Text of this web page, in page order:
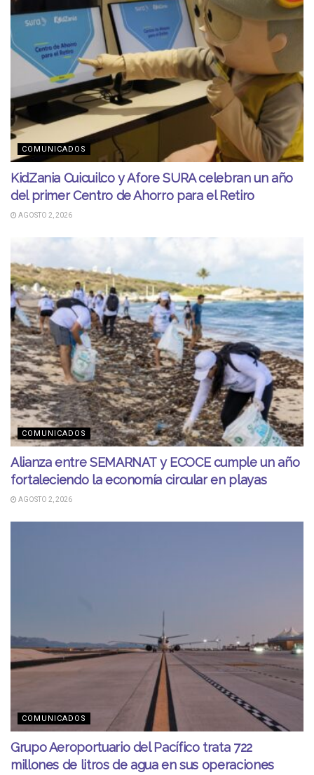
COMUNICADOS
KidZania Cuicuilco y Afore SURA celebran un año
del primer Centro de Ahorro para el Retiro
AGOSTO 2, 2026
COMUNICADOS
Alianza entre SEMARNAT y ECOCE cumple un año
fortaleciendo la economía circular en playas
AGOSTO 2, 2026
COMUNICADOS
Grupo Aeroportuario del Pacífico trata 722
millones de litros de agua en sus operaciones